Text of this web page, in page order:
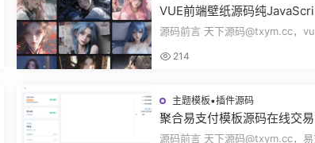
VUE前端壁纸源码纯
开发360壁纸接口wallpaper
无后台源码奇风壁纸
源码前言 天下源码@txym.cc，
发完整代码...
214
主题模板▪插件源码
聚合易支付模板源码在线交
方分账风控管理资金管理结
源码前言 天下源码@txym.cc，